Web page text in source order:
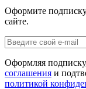
Оформите
сайте.
Оформляя
соглашения и
политикой